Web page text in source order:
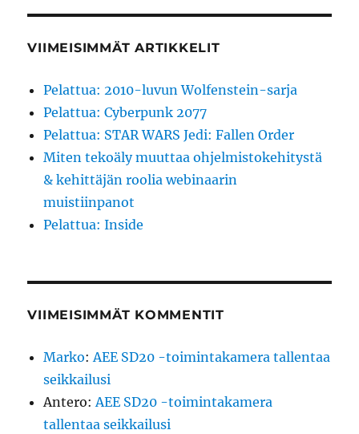
VIIMEISIMMÄT ARTIKKELIT
Pelattua: 2010-luvun Wolfenstein-sarja
Pelattua: Cyberpunk 2077
Pelattua: STAR WARS Jedi: Fallen Order
Miten tekoäly muuttaa ohjelmistokehitystä
& kehittäjän roolia webinaarin
muistiinpanot
Pelattua: Inside
VIIMEISIMMÄT KOMMENTIT
Marko:AEE SD20 -toimintakamera tallentaa
seikkailusi
Antero:AEE SD20 -toimintakamera
tallentaa seikkailusi